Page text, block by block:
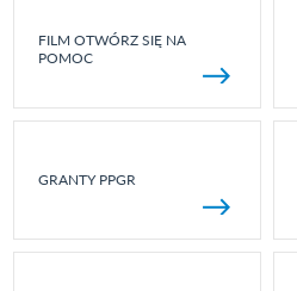
FILM OTWÓRZ SIĘ NA
POMOC
GRANTY PPGR